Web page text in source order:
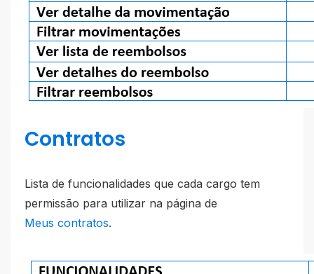
Contratos
Lista de funcionalidades que cada cargo tem
permissão para utilizar na página de
Meus contratos.